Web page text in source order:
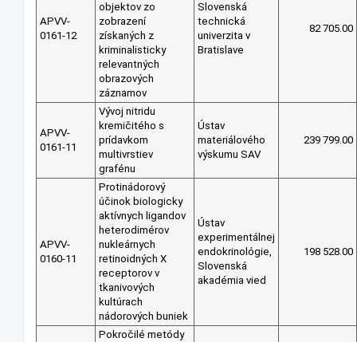
APVV-
0161-12
objektov zo
zobrazení
získaných z
kriminalisticky
relevantných
obrazových
záznamov
Slovenská
technická
univerzita v
Bratislave
82 705.00
APVV-
0161-11
Vývoj nitridu
kremičitého s
prídavkom
multivrstiev
grafénu
Ústav
materiálového
výskumu SAV
239 799.00
APVV-
0160-11
Protinádorový
účinok biologicky
aktívnych ligandov
heterodimérov
nukleárnych
retinoidných X
receptorov v
tkanivových
kultúrach
nádorových buniek
Ústav
experimentálnej
endokrinológie,
Slovenská
akadémia vied
198 528.00
Pokročilé metódy